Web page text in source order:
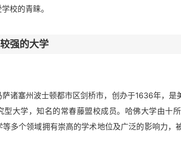
校的青睐。
强的大学
诸塞州波士顿都市区剑桥市，创办于1636年，是
型大学，知名的常春藤盟校成员。哈佛大学由十
多个领域拥有崇高的学术地位及广泛的影响力，